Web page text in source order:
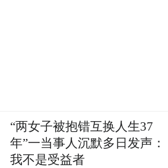
“两女子被抱错互换人生37
年”一当事人沉默多日发声：
我不是受益者